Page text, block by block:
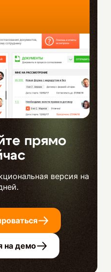
прямо
версия на
на демо